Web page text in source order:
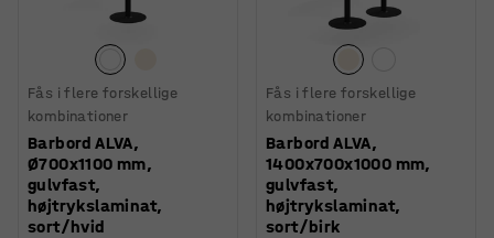
Fås i flere forskellige
kombinationer
Barbord ALVA,
Ø700x1100 mm,
gulvfast,
højtrykslaminat,
sort/hvid
Fås i flere forskellige
kombinationer
Barbord ALVA,
1400x700x1000 mm,
gulvfast,
højtrykslaminat,
sort/birk